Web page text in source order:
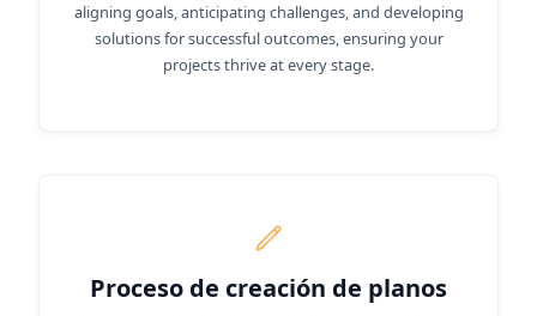
aligning goals, anticipating challenges, and developing
solutions for successful outcomes, ensuring your
projects thrive at every stage.
Proceso de creación de planos